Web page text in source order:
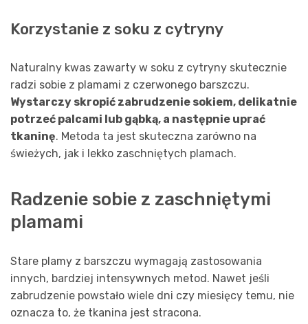
Korzystanie z soku z cytryny
Naturalny kwas zawarty w soku z cytryny skutecznie
radzi sobie z plamami z czerwonego barszczu.
Wystarczy skropić zabrudzenie sokiem, delikatnie
potrzeć palcami lub gąbką, a następnie uprać
tkaninę. Metoda ta jest skuteczna zarówno na
świeżych, jak i lekko zaschniętych plamach.
Radzenie sobie z zaschniętymi
plamami
Stare plamy z barszczu wymagają zastosowania
innych, bardziej intensywnych metod. Nawet jeśli
zabrudzenie powstało wiele dni czy miesięcy temu, nie
oznacza to, że tkanina jest stracona.